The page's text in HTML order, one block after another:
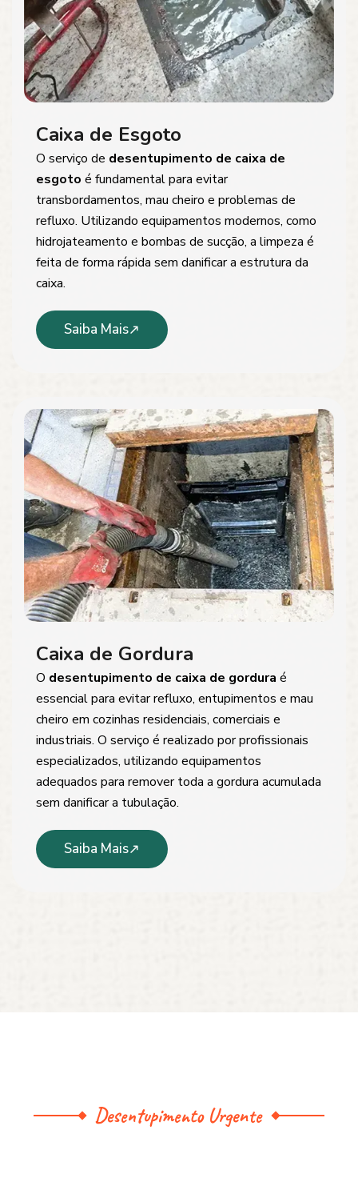
Caixa de Esgoto
O serviço de desentupimento de caixa de
esgoto é fundamental para evitar
transbordamentos, mau cheiro e problemas de
refluxo. Utilizando equipamentos modernos, como
hidrojateamento e bombas de sucção, a limpeza é
feita de forma rápida sem danificar a estrutura da
caixa.
Saiba Mais
Caixa de Gordura
O desentupimento de caixa de gordura é
essencial para evitar refluxo, entupimentos e mau
cheiro em cozinhas residenciais, comerciais e
industriais. O serviço é realizado por profissionais
especializados, utilizando equipamentos
adequados para remover toda a gordura acumulada
sem danificar a tubulação.
Saiba Mais
Desentupimento Urgente